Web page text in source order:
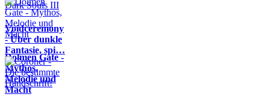
Voidceremony
- Über dunkle
Fantasie, spi…
Dolmen Gate -
Mythos,
Melodie und
Macht